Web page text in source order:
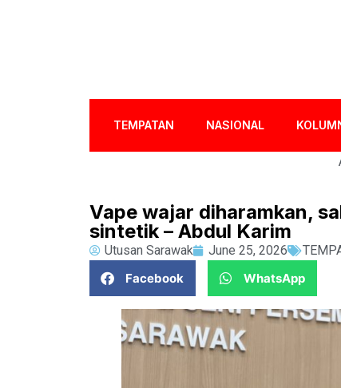
TEMPATAN NASIONAL
Vape wajar diharamkan,
sintetik – Abdul Karim
Utusan Sarawak June 25, 2026
Facebook
WhatsApp